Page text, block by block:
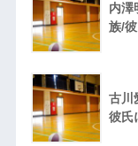
内澤
族/
古川
彼氏